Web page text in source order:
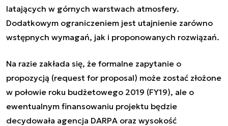
latających w górnych warstwach atmosfery.
Dodatkowym ograniczeniem jest utajnienie zarówno
wstępnych wymagań, jak i proponowanych rozwiązań.
Na razie zakłada się, że formalne zapytanie o
propozycją (request for proposal) może zostać złożone
w połowie roku budżetowego 2019 (FY19), ale o
ewentualnym finansowaniu projektu będzie
decydowała agencja DARPA oraz wysokość